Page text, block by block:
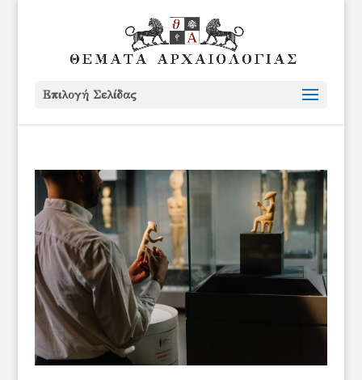
Επιλογή Σελίδας